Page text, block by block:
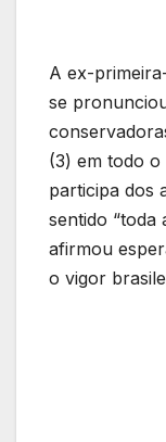
A ex-
se
(3) em todo
participa dos
sentido “toda
afirmou
o vigor